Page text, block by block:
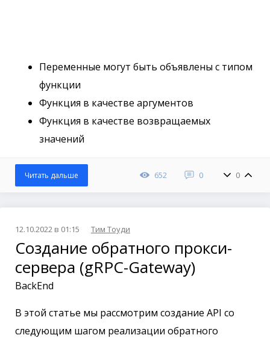
Переменные могут быть объявлены с типом
функции
Функция в качестве аргументов
Функция в качестве возвращаемых
значений
652 0 0
Читать дальше
12.10.2022 в 01:15 Тим Тоуди
Создание обратного прокси-
сервера (gRPC-Gateway)
BackEnd
В этой статье мы рассмотрим создание API со
следующим шагом реализации обратного